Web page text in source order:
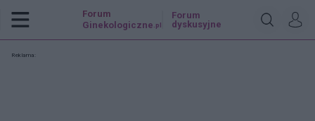
Forum
Ginekologiczne .pl
Forum
dyskusyjne
Reklama: